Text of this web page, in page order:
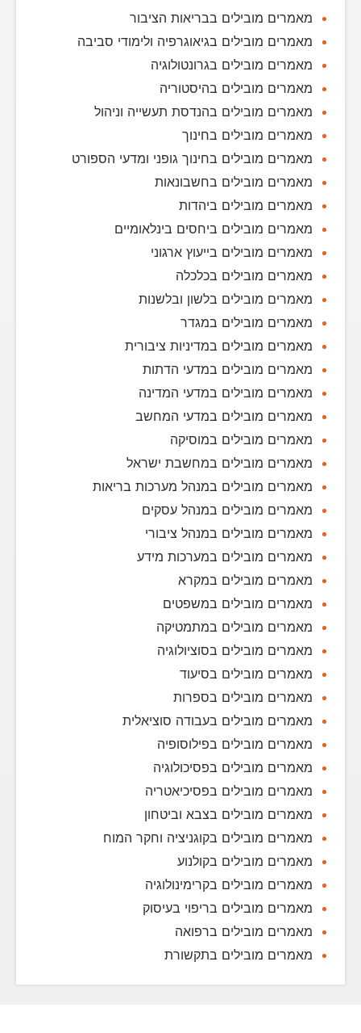
מאמרים מובילים בבריאות הציבור
מאמרים מובילים בגיאוגרפיה ולימודי סביבה
מאמרים מובילים בגרונטולוגיה
מאמרים מובילים בהיסטוריה
מאמרים מובילים בהנדסת תעשייה וניהול
מאמרים מובילים בחינוך
מאמרים מובילים בחינוך גופני ומדעי הספורט
מאמרים מובילים בחשבונאות
מאמרים מובילים ביהדות
מאמרים מובילים ביחסים בינלאומיים
מאמרים מובילים בייעוץ ארגוני
מאמרים מובילים בכלכלה
מאמרים מובילים בלשון ובלשנות
מאמרים מובילים במגדר
מאמרים מובילים במדיניות ציבורית
מאמרים מובילים במדעי הדתות
מאמרים מובילים במדעי המדינה
מאמרים מובילים במדעי המחשב
מאמרים מובילים במוסיקה
מאמרים מובילים במחשבת ישראל
מאמרים מובילים במנהל מערכות בריאות
מאמרים מובילים במנהל עסקים
מאמרים מובילים במנהל ציבורי
מאמרים מובילים במערכות מידע
מאמרים מובילים במקרא
מאמרים מובילים במשפטים
מאמרים מובילים במתמטיקה
מאמרים מובילים בסוציולוגיה
מאמרים מובילים בסיעוד
מאמרים מובילים בספרות
מאמרים מובילים בעבודה סוציאלית
מאמרים מובילים בפילוסופיה
מאמרים מובילים בפסיכולוגיה
מאמרים מובילים בפסיכיאטריה
מאמרים מובילים בצבא וביטחון
מאמרים מובילים בקוגניציה וחקר המוח
מאמרים מובילים בקולנוע
מאמרים מובילים בקרימינולוגיה
מאמרים מובילים בריפוי בעיסוק
מאמרים מובילים ברפואה
מאמרים מובילים בתקשורת